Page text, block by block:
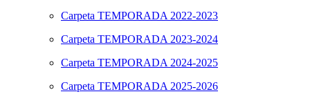
Carpeta TEMPORADA 2022-2023
Carpeta TEMPORADA 2023-2024
Carpeta TEMPORADA 2024-2025
Carpeta TEMPORADA 2025-2026